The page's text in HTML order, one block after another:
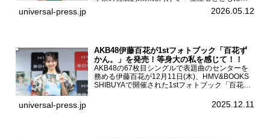
日本茶を世界へ～」を開催。イベントには伊藤園
のCMキャラクターを務める有村架純、伊藤園よ
universal-press.jp 2026.05.12
AKB48伊藤百花が1stフォトブック「百花ず
かん。」を発売！等身大の私を感じて！！
AKB48の67枚目シングルで表題曲のセンターを
務める伊藤百花が12月11日(木)、HMV&BOOKS
SHIBUYAで開催された1stフォトブック「百花ず
した。AKB48伊藤百花1stフォトブッ...
universal-press.jp 2025.12.11